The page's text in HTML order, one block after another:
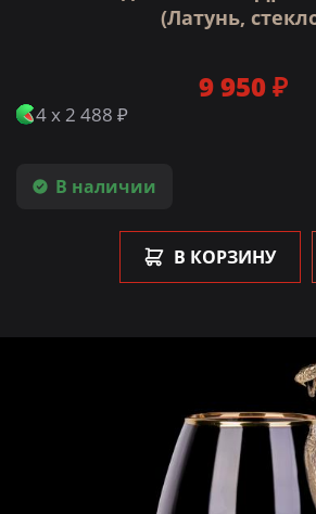
(Латунь,
В наличии
9 950 ₽
4 x 2 488 ₽
В КОРЗИНУ